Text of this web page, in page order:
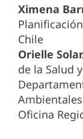
Ximena
Chile
Orielle
de la Salud
Oficina